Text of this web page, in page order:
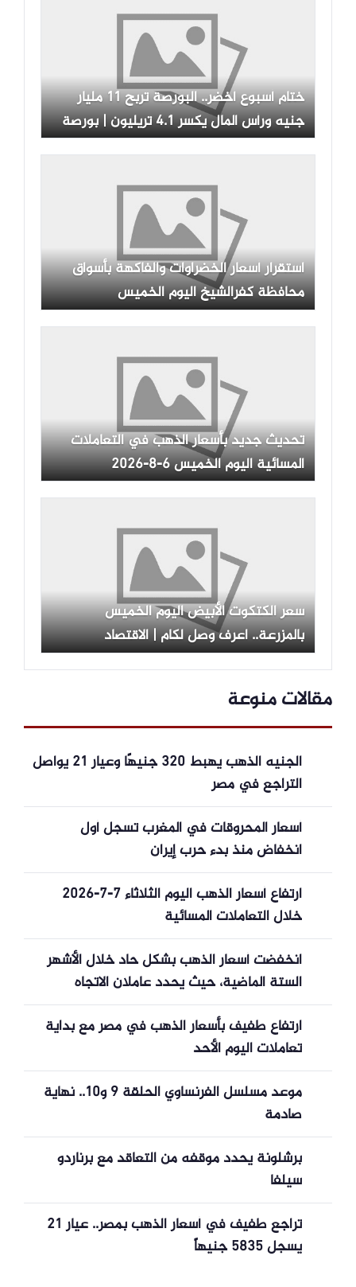
ختام أسبوع أخضر.. البورصة تربح 11 مليار
جنيه ورأس المال يكسر 4.1 تريليون | بورصة
وشركات
استقرار أسعار الخضراوات والفاكهة بأسواق
محافظة كفرالشيخ اليوم الخميس
تحديث جديد بأسعار الذهب في التعاملات
المسائية اليوم الخميس 6-8-2026
سعر الكتكوت الأبيض اليوم الخميس
بالمزرعة.. اعرف وصل لكام | الاقتصاد
مقالات منوعة
الجنيه الذهب يهبط 320 جنيهًا وعيار 21 يواصل
التراجع في مصر
أسعار المحروقات في المغرب تسجل أول
انخفاض منذ بدء حرب إيران
ارتفاع أسعار الذهب اليوم الثلاثاء 7-7-2026
خلال التعاملات المسائية
انخفضت أسعار الذهب بشكل حاد خلال الأشهر
الستة الماضية، حيث يحدد عاملان الاتجاه
المستقبلي.
ارتفاع طفيف بأسعار الذهب في مصر مع بداية
تعاملات اليوم الأحد
موعد مسلسل الفرنساوي الحلقة 9 و10.. نهاية
صادمة
برشلونة يحدد موقفه من التعاقد مع برناردو
سيلفا
تراجع طفيف في أسعار الذهب بمصر.. عيار 21
يسجل 5835 جنيهاً